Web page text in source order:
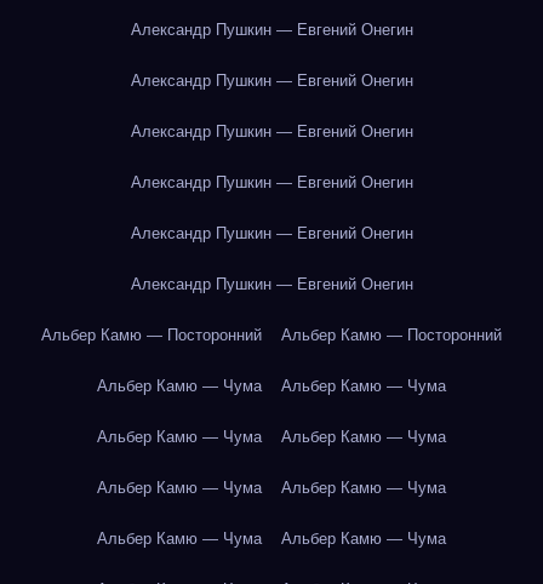
Александр Пушкин — Евгений Онегин
Александр Пушкин — Евгений Онегин
Александр Пушкин — Евгений Онегин
Александр Пушкин — Евгений Онегин
Александр Пушкин — Евгений Онегин
Александр Пушкин — Евгений Онегин
Альбер Камю — Посторонний Альбер Камю — Посторонний
Альбер Камю — Чума Альбер Камю — Чума
Альбер Камю — Чума Альбер Камю — Чума
Альбер Камю — Чума Альбер Камю — Чума
Альбер Камю — Чума Альбер Камю — Чума